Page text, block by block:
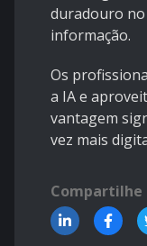
duradouro no
informação.
Os
a IA e
vantagem
vez mais
Compartilhe